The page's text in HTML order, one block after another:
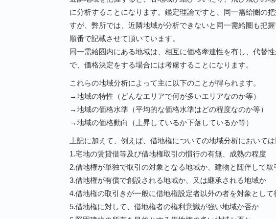
に分析することになります。鑑定理論ですと、同一需給圏の
すが、弊所では、近隣地域が分析できないと同一需給圏も把
順番で記載させて頂いています。
同一需給圏内にある地域は、相互に価格牽連性を有し、代替
で、価格決定をする場合には考慮することになります。
これらの地域分析によって主に以下のことが得られます。
→地域の特性（どんなエリアで何が多いエリアなのか等）
→地域の価格水準（平均的な価格水準はどの程度なのか等）
→地域の価格動向（上昇しているか下落しているか等）
上記に加えて、例えば、借地権についての地域分析において
1.宅地の賃貸借等及び借地権取引の慣行の有無、成熟の程度
2.借地権が単独で取引の対象となる地域か、建物と随伴して
3.借地権が有償で創設される地域か、又は継承される地域か
4.借地権の取引きが一般に借地権設定者以外の者を対象とし
5.借地権に対して、借地権者の権利意識が強い地域か否か